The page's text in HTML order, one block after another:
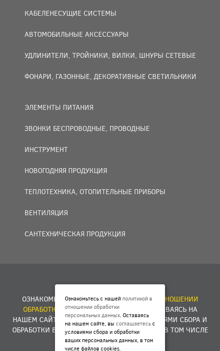
КАБЕЛЕНЕСУЩИЕ СИСТЕМЫ
АВТОМОБИЛЬНЫЕ АКСЕССУАРЫ
УДЛИНИТЕЛИ, ТРОЙНИКИ, ВИЛКИ, ШНУРЫ СЕТЕВЫЕ
ФОНАРИ, ГАЗОННЫЕ, ДЕКОРАТИВНЫЕ СВЕТИЛЬНИКИ
ЭЛЕМЕНТЫ ПИТАНИЯ
ЗВОНКИ БЕСПРОВОДНЫЕ, ПРОВОДНЫЕ
ИНСТРУМЕНТ
НОВОГОДНЯЯ ПРОДУКЦИЯ
ТЕПЛОТЕХНИКА, ОТОПИТЕЛЬНЫЕ ПРИБОРЫ
ВЕНТИЛЯЦИЯ
САНТЕХНИЧЕСКАЯ ПРОДУКЦИЯ
ОЗНАКОМЬТЕСЬ С НАШЕЙПОЛИТИКОЙ В ОТНОШЕНИИ
ОБРАБОТКИ ПЕРСОНАЛЬНЫХ ДАННЫХ
. ОСТАВАЯСЬ НА
НАШЕМ САЙТЕ, ВЫСОГЛАШАЕТЕСЬС УСЛОВИЯМИ СБОРА И
ОБРАБОТКИ ВАШИХ ПЕРСОНАЛЬНЫХ ДАННЫХ, В ТОМ ЧИСЛЕ
ФАЙЛОВ COOKIES.
Ознакомьтесь с нашей политикой в
отношении обработки
персональных данных. Оставаясь
на нашем сайте, вы соглашаетесь с
условиями сбора и обработки
ваших персональных данных, в том
числе файлов cookies.